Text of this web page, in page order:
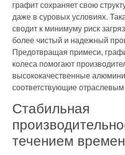
графит сохраняет свою
даже в суровых условиях.
сводит к минимуму риск
более чистый и надежный
Предотвращая примеси,
колеса помогают
высококачественные
соответствующие
Стабильная
течением